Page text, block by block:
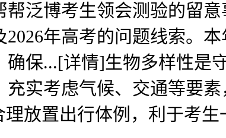
泛博考生领会测验的留
年高考的问题线索。
保...[详情]生物多样性是
实考虑气候、交通等要素
放置出行体例，利于考生